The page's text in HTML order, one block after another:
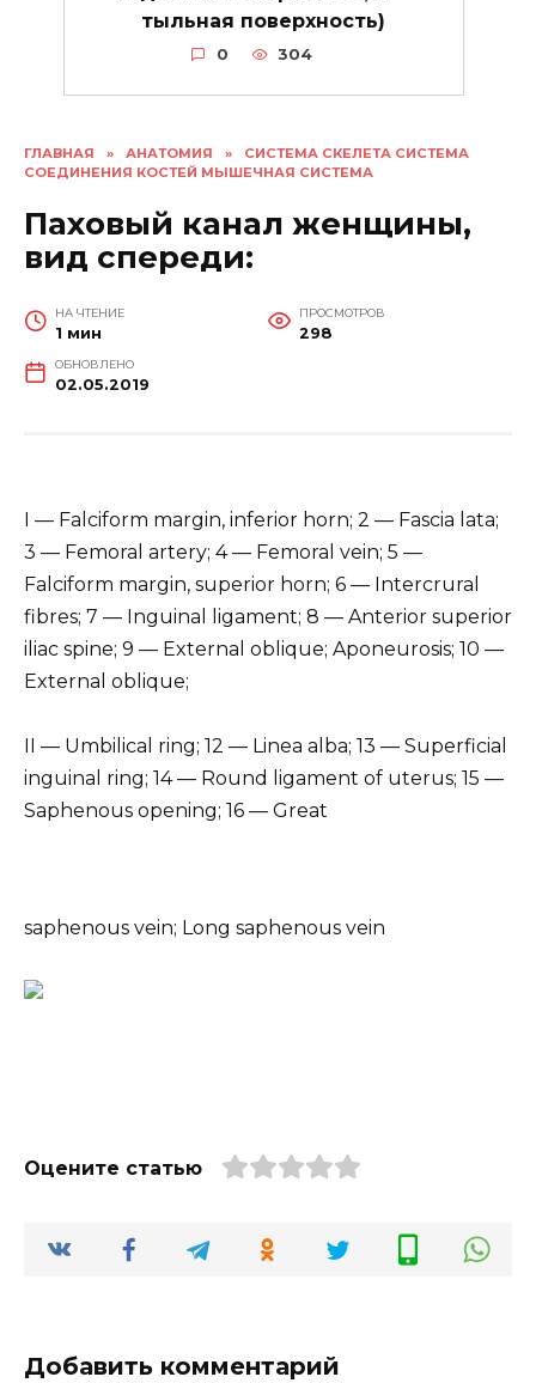
ГЛАВНАЯ » АНАТОМИЯ »
СИСТЕМА СКЕЛЕТА СИСТЕМА
СОЕДИНЕНИЯ КОСТЕЙ МЫШЕЧНАЯ СИСТЕМА
Паховый канал женщины,
вид спереди:
НА ЧТЕНИЕ
1 мин
ПРОСМОТРОВ
298
ОБНОВЛЕНО
02.05.2019
I — Falciform margin, inferior horn; 2 — Fascia lata;
3 — Femoral artery; 4 — Femoral vein; 5 —
Falciform margin, superior horn; 6 — Intercrural
fibres; 7 — Inguinal ligament; 8 — Anterior superior
iliac spine; 9 — External oblique; Aponeurosis; 10 —
External oblique;
II — Umbilical ring; 12 — Linea alba; 13 — Superficial
inguinal ring; 14 — Round ligament of uterus; 15 —
Saphenous opening; 16 — Great
saphenous vein; Long saphenous vein
Оцените статью
Добавить комментарий
тыльная поверхность)
0 304